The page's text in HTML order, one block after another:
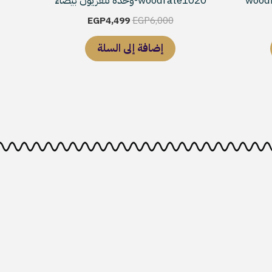
EGP6,000
EGP6,000.
EGP4,499
EGP4,499.
إضافة إلى السلة